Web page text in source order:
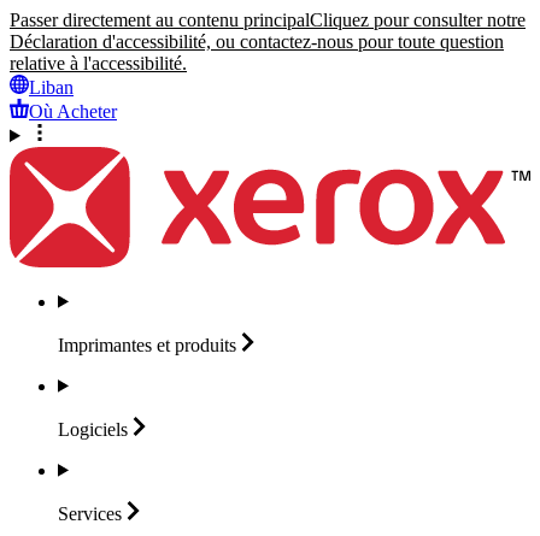
Passer directement au contenu principalCliquez pour consulter notre
Déclaration d'accessibilité, ou contactez-nous pour toute question
relative à l'accessibilité.
Liban
Où Acheter
Imprimantes et produits
Logiciels
Services